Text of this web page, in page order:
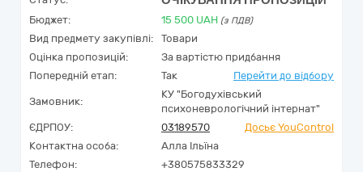
Бюджет: 15 500 UAH (з ПДВ)
Вид предмету закупівлі:
Товари
Оцінка пропозицій:
За вартістю придбання
Попередній етап:
Так Перейти до відбору
Замовник:
КУ "Богодухівський
психоневрологічний інтернат"
ЄДРПОУ:
03189570
Досьє YouControl
Контактна особа:
Алла Ільїна
Телефон:
+380575833329